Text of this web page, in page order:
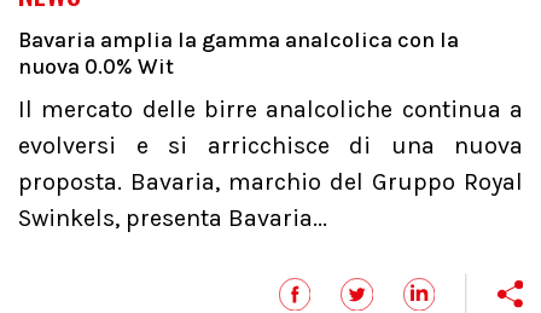
Bavaria amplia la gamma analcolica con la
nuova 0.0% Wit
Il mercato delle birre analcoliche continua a
evolversi e si arricchisce di una nuova
proposta. Bavaria, marchio del Gruppo Royal
Swinkels, presenta Bavaria...